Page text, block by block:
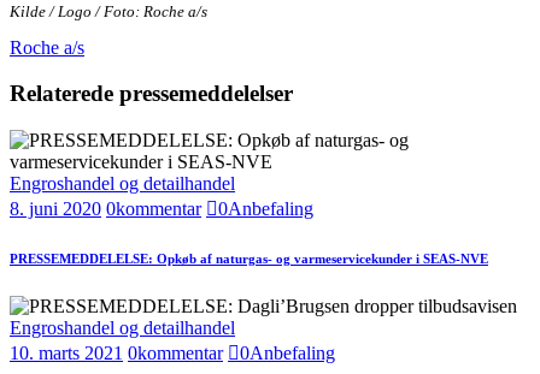
Kilde / Logo / Foto: Roche a/s
Roche a/s
Relaterede pressemeddelelser
Engroshandel og detailhandel
8. juni 2020 0kommentar 0Anbefaling
PRESSEMEDDELELSE: Opkøb af naturgas- og varmeservicekunder i SEAS-NVE
Engroshandel og detailhandel
10. marts 2021 0kommentar 0Anbefaling